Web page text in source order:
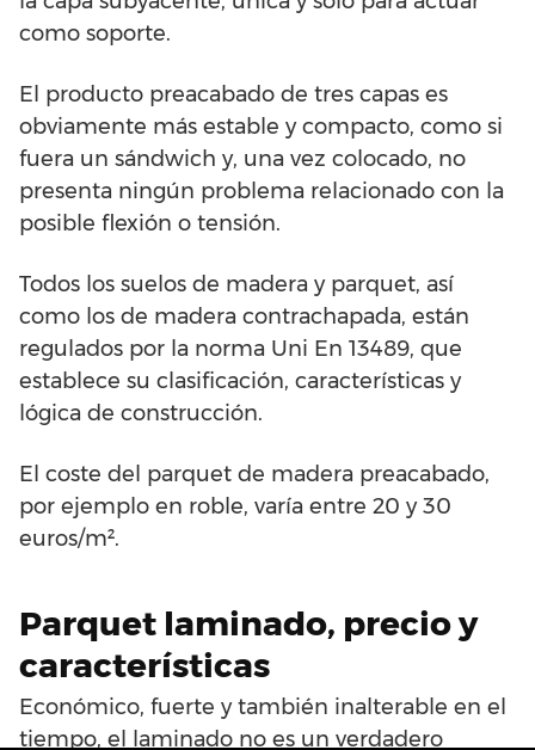
como soporte.
El producto preacabado de tres capas es
obviamente más estable y compacto, como si
fuera un sándwich y, una vez colocado, no
presenta ningún problema relacionado con la
posible flexión o tensión.
Todos los suelos de madera y parquet, así
como los de madera contrachapada, están
regulados por la norma Uni En 13489, que
establece su clasificación, características y
lógica de construcción.
El coste del parquet de madera preacabado,
por ejemplo en roble, varía entre 20 y 30
euros/m².
Parquet laminado, precio y
características
Económico, fuerte y también inalterable en el
tiempo, el laminado no es un verdadero